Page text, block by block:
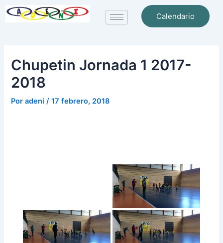
Calendario
Chupetin Jornada 1 2017-
2018
Poradeni/17 febrero, 2018
Navegación
de